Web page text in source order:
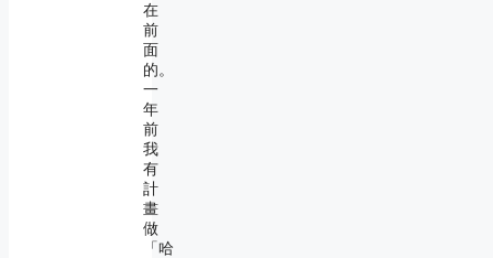
在
前
面
的。
一
年
前
我
有
計
畫
做
「哈